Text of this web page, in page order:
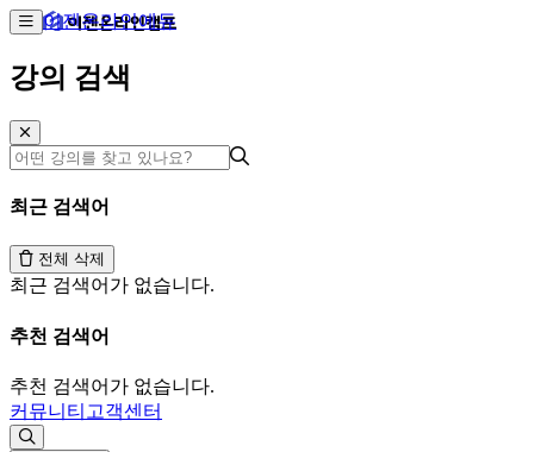
이젠온라인에듀
강의 검색
최근 검색어
전체 삭제
최근 검색어가 없습니다.
추천 검색어
추천 검색어가 없습니다.
커뮤니티 고객센터